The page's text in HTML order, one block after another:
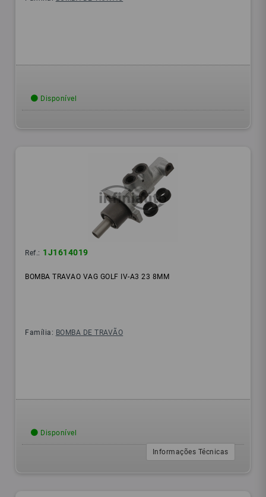
Disponível
Ref.: 1J1614019
BOMBA TRAVAO VAG GOLF IV-A3 23 8MM
Família: BOMBA DE TRAVÃO
Disponível
Informações Técnicas